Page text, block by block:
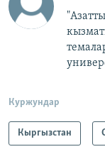
Куржундар
Кыргызстан